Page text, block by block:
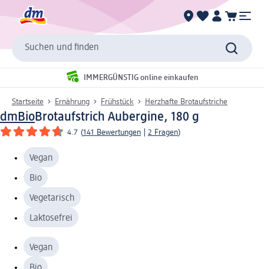
Suchen und finden
IMMERGÜNSTIG online einkaufen
Startseite Ernährung Frühstück Herzhafte Brotaufstriche
dmBioBrotaufstrich Aubergine, 180 g
4.7 (141 Bewertungen 2 Fragen)
Vegan
Bio
Vegetarisch
Laktosefrei
Vegan